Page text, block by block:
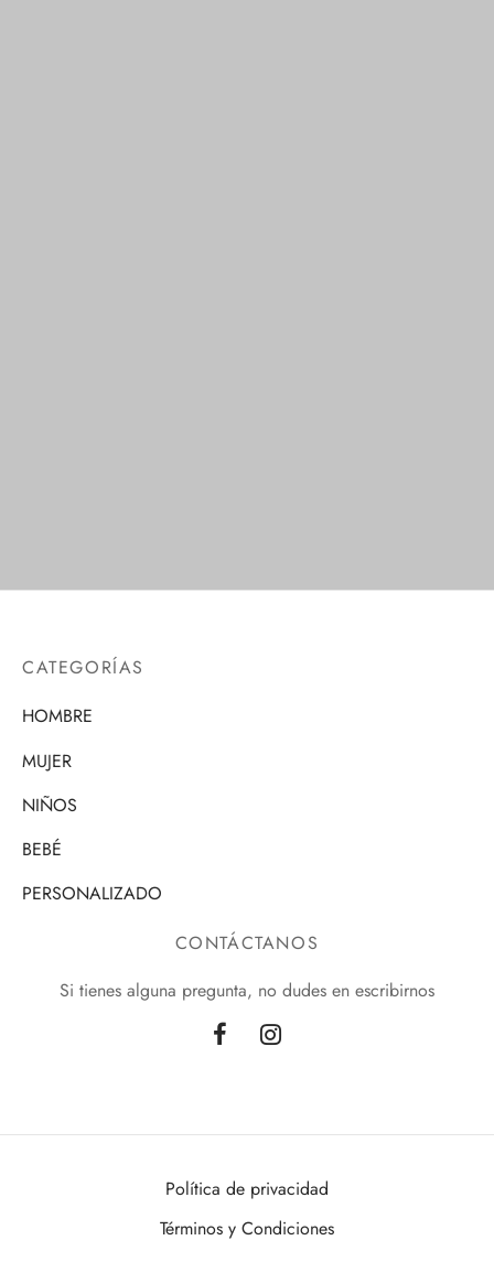
CATEGORÍAS
HOMBRE
MUJER
NIÑOS
BEBÉ
PERSONALIZADO
CONTÁCTANOS
Si tienes alguna pregunta, no dudes en escribirnos
Política de privacidad
Términos y Condiciones